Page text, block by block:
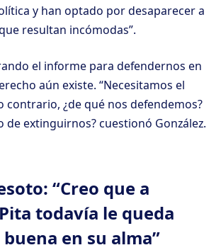
y han optado por desaparecer a
resultan incómodas”.
el informe para defendernos en
aún existe. “Necesitamos el
contrario, ¿de qué nos defendemos?
de extinguirnos? cuestionó González.
“Creo que a
todavía le queda
en su alma”